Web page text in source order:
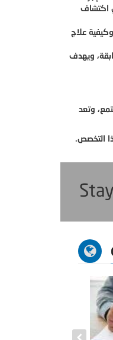
اكتشاف
علاج
ويهدف
وتعد
التخصص.